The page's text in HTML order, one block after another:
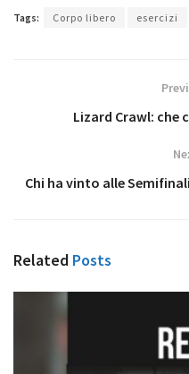
Tags: Corpo libero esercizi
Lizard Crawl: che
Chi ha vinto alle
Related Posts